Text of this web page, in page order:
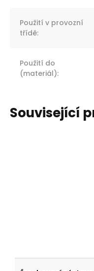
Použití v provozní
třídě:
Použití do
(materiál):
Související